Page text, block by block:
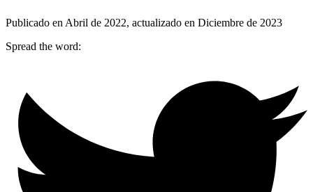
Publicado en Abril de 2022, actualizado en Diciembre de 2023
Spread the word: